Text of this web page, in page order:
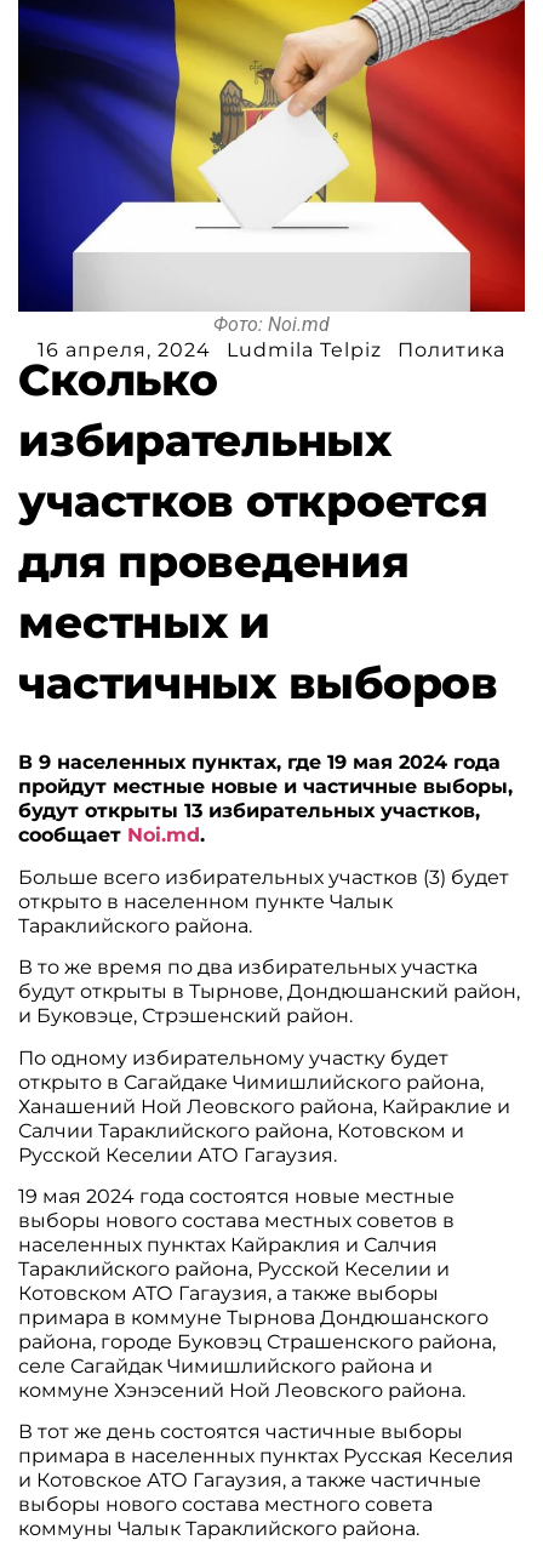
Фото: Noi.md
16 апреля, 2024
Ludmila Telpiz Политика
Сколько
избирательных
участков откроется
для проведения
местных и
частичных выборов
В 9 населенных пунктах, где 19 мая 2024 года
пройдут местные новые и частичные выборы,
будут открыты 13 избирательных участков,
сообщает Noi.md.
Больше всего избирательных участков (3) будет
открыто в населенном пункте Чалык
Тараклийского района.
В то же время по два избирательных участка
будут открыты в Тырнове, Дондюшанский район,
и Буковэце, Стрэшенский район.
По одному избирательному участку будет
открыто в Сагайдаке Чимишлийского района,
Ханашений Ной Леовского района, Кайраклие и
Салчии Тараклийского района, Котовском и
Русской Кеселии АТО Гагаузия.
19 мая 2024 года состоятся новые местные
выборы нового состава местных советов в
населенных пунктах Кайраклия и Салчия
Тараклийского района, Русской Кеселии и
Котовском АТО Гагаузия, а также выборы
примара в коммуне Тырнова Дондюшанского
района, городе Буковэц Страшенского района,
селе Сагайдак Чимишлийского района и
коммуне Хэнэсений Ной Леовского района.
В тот же день состоятся частичные выборы
примара в населенных пунктах Русская Кеселия
и Котовское АТО Гагаузия, а также частичные
выборы нового состава местного совета
коммуны Чалык Тараклийского района.